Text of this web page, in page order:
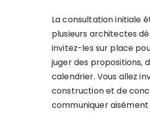
La consultation initiale
plusieurs architectes
invitez-les sur place
juger des propositions,
calendrier. Vous allez
construction et de
communiquer